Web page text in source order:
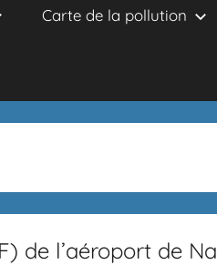
Carte de la pollution
de l’aéroport de